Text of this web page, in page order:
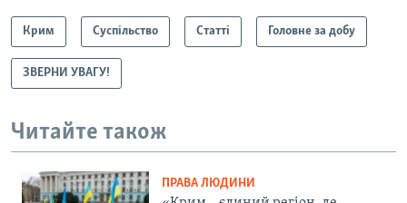
Крим Суспільство Статті Головне за добу
ЗВЕРНИ УВАГУ!
Читайте також
ПРАВА ЛЮДИНИ